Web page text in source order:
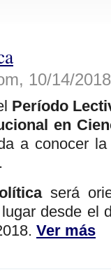
10/14/
Período
en
a conocer
será
desde el
Ver más